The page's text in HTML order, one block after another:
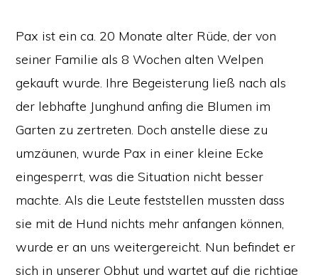
Pax ist ein ca. 20 Monate alter Rüde, der von
seiner Familie als 8 Wochen alten Welpen
gekauft wurde. Ihre Begeisterung ließ nach als
der lebhafte Junghund anfing die Blumen im
Garten zu zertreten. Doch anstelle diese zu
umzäunen, wurde Pax in einer kleine Ecke
eingesperrt, was die Situation nicht besser
machte. Als die Leute feststellen mussten dass
sie mit de Hund nichts mehr anfangen können,
wurde er an uns weitergereicht. Nun befindet er
sich in unserer Obhut und wartet auf die richtige